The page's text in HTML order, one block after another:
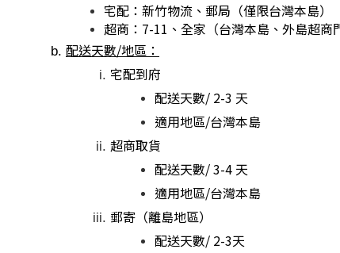
宅配：新竹物流、郵局 （僅限台灣本島）
超商：7-11、全家（台灣本島、外島超商
配送天數/地區：
宅配到府
配送天數/ 2-3 天
適用地區/台灣本島
超商取貨
配送天數/ 3-4 天
適用地區/台灣本島
郵寄（離島地區）
配送天數/ 2-3天